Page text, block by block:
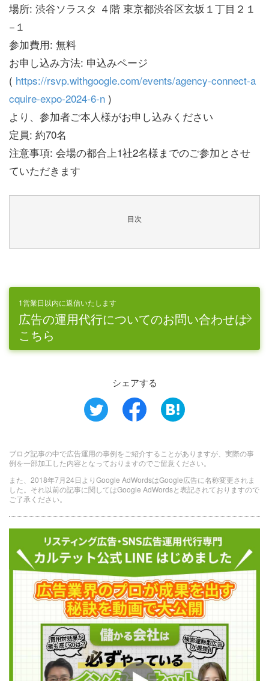
場所: 渋谷ソラスタ ４階 東京都渋谷区玄坂１丁目２１
−１
参加費用: 無料
お申し込み方法: 申込みページ
( https://rsvp.withgoogle.com/events/agency-connect-a
cquire-expo-2024-6-n )
より、参加者ご本人様がお申し込みください
定員: 約70名
注意事項: 会場の都合上1社2名様までのご参加とさせ
ていただきます
目次
1営業日以内に返信いたします
広告の運用代行についてのお問い合わせは
こちら
シェアする
ブログ記事の中で広告運用の事例をご紹介することがありますが、実際の事
例を一部加工した内容となっておりますのでご留意ください。
また、2018年7月24日よりGoogle AdWordsはGoogle広告に名称変更されま
した。それ以前の記事に関してはGoogle AdWordsと表記されておりますので
ご了承ください。